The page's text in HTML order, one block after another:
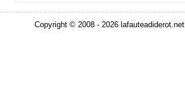
Copyright © 2008 - 2026 lafauteadiderot.net